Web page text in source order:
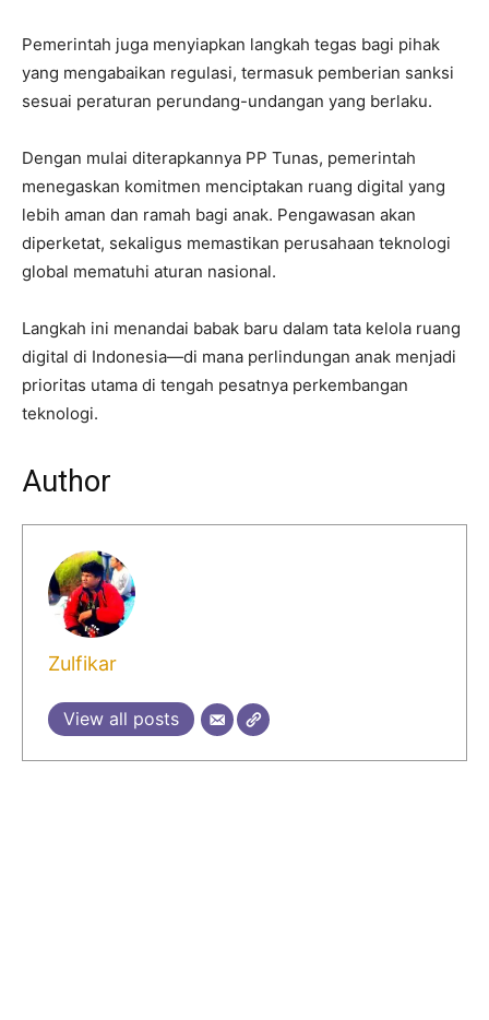
Pemerintah juga menyiapkan langkah tegas bagi pihak
yang mengabaikan regulasi, termasuk pemberian sanksi
sesuai peraturan perundang-undangan yang berlaku.
Dengan mulai diterapkannya PP Tunas, pemerintah
menegaskan komitmen menciptakan ruang digital yang
lebih aman dan ramah bagi anak. Pengawasan akan
diperketat, sekaligus memastikan perusahaan teknologi
global mematuhi aturan nasional.
Langkah ini menandai babak baru dalam tata kelola ruang
digital di Indonesia—di mana perlindungan anak menjadi
prioritas utama di tengah pesatnya perkembangan
teknologi.
Author
Zulfikar
View all posts